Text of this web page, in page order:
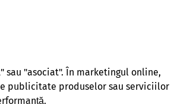
"asociat". În marketingul online,
publicitate produselor sau serviciilor